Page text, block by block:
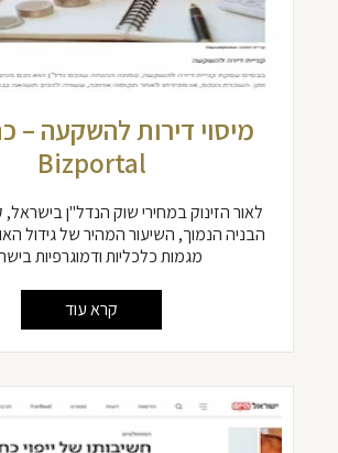
מיסוי דירות להשקעה –
Bizportal
לאור הזינוק במחירי שוק הנדל"ן
הבניה הנמוך, השיעור המהיר של גידול
מגמות כלכליות ודמוגרפיות
קרא עוד